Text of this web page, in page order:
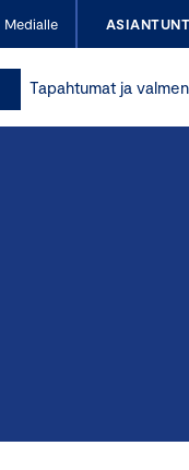
Medialle
Tapahtumat ja